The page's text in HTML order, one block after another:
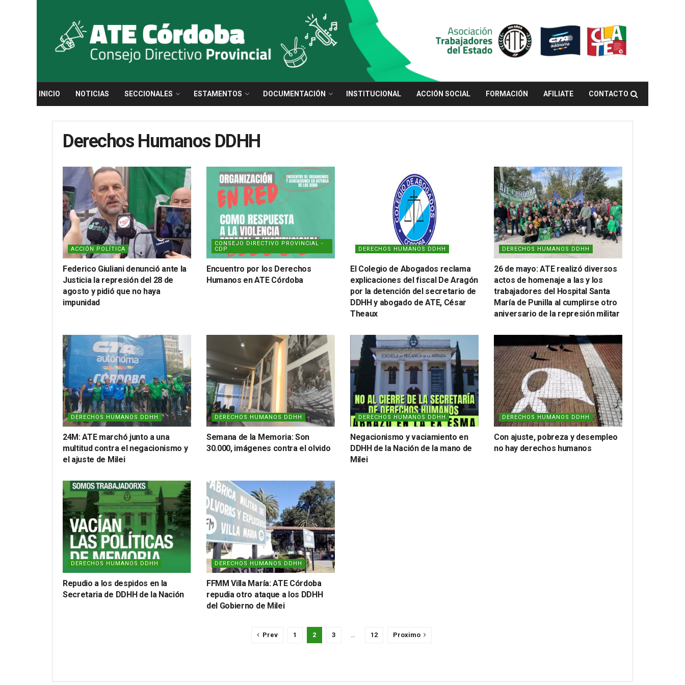
INICIO NOTICIAS SECCIONALES ESTAMENTOS DOCUMENTACIÓN INSTITUCIONAL ACCIÓN SOCIAL FORMACIÓN AFILIATE CONTACTO
Derechos Humanos DDHH
ACCIÓN POLÍTICA
Federico Giuliani denunció ante la
Justicia la represión del 28 de
agosto y pidió que no haya
impunidad
CONSEJO DIRECTIVO PROVINCIAL -
CDP
Encuentro por los Derechos
Humanos en ATE Córdoba
DERECHOS HUMANOS DDHH
El Colegio de Abogados reclama
explicaciones del fiscal De Aragón
por la detención del secretario de
DDHH y abogado de ATE, César
Theaux
DERECHOS HUMANOS DDHH
26 de mayo: ATE realizó diversos
actos de homenaje a las y los
trabajadores del Hospital Santa
María de Punilla al cumplirse otro
aniversario de la represión militar
DERECHOS HUMANOS DDHH
24M: ATE marchó junto a una
multitud contra el negacionismo y
el ajuste de Milei
DERECHOS HUMANOS DDHH
Semana de la Memoria: Son
30.000, imágenes contra el olvido
DERECHOS HUMANOS DDHH
Negacionismo y vaciamiento en
DDHH de la Nación de la mano de
Milei
DERECHOS HUMANOS DDHH
Con ajuste, pobreza y desempleo
no hay derechos humanos
DERECHOS HUMANOS DDHH
Repudio a los despidos en la
Secretaria de DDHH de la Nación
DERECHOS HUMANOS DDHH
FFMM Villa María: ATE Córdoba
repudia otro ataque a los DDHH
del Gobierno de Milei
Prev 1 2 3 12 Proximo